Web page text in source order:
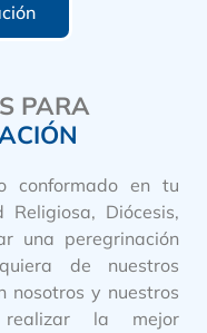
PARA
conformado en tu
Religiosa, Diócesis,
una peregrinación
de nuestros
nosotros y nuestros
la mejor